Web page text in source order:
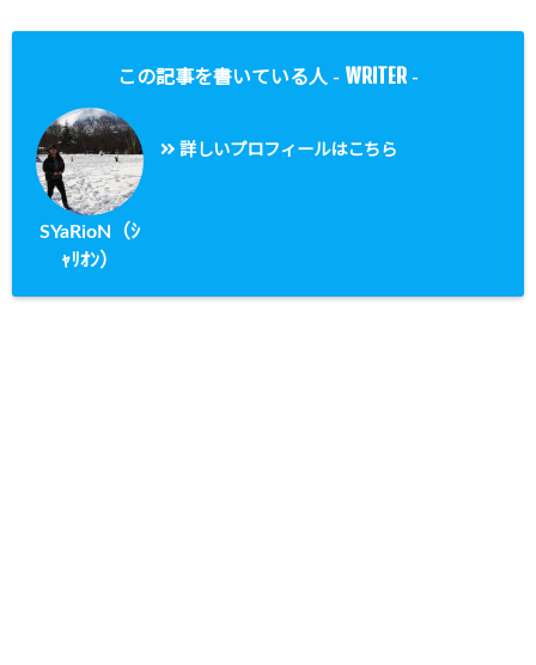
この記事を書いている人 - WRITER -
SYaRioN（ｼ
ｬﾘｵﾝ）
詳しいプロフィールはこちら